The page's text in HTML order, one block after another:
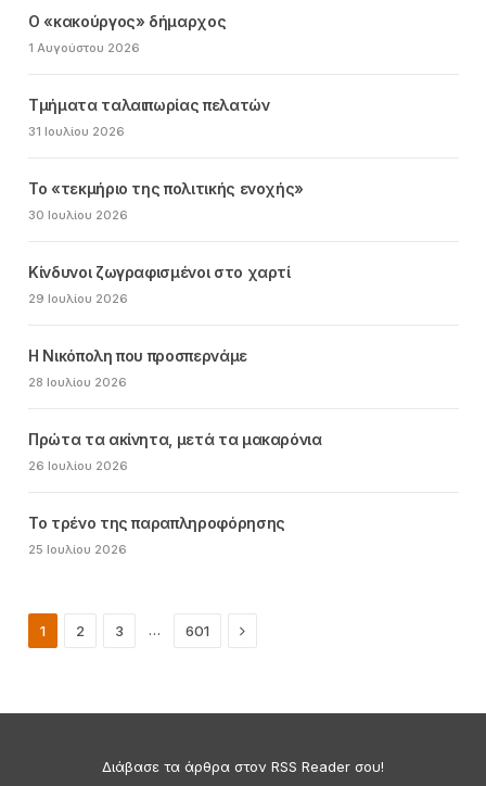
Ο «κακούργος» δήμαρχος
1 Αυγούστου 2026
Τμήματα ταλαιπωρίας πελατών
31 Ιουλίου 2026
Το «τεκμήριο της πολιτικής ενοχής»
30 Ιουλίου 2026
Κίνδυνοι ζωγραφισμένοι στο χαρτί
29 Ιουλίου 2026
Η Νικόπολη που προσπερνάμε
28 Ιουλίου 2026
Πρώτα τα ακίνητα, μετά τα μακαρόνια
26 Ιουλίου 2026
Το τρένο της παραπληροφόρησης
25 Ιουλίου 2026
1 2 3 … 601 Next
Διάβασε τα άρθρα στον RSS Reader σου!